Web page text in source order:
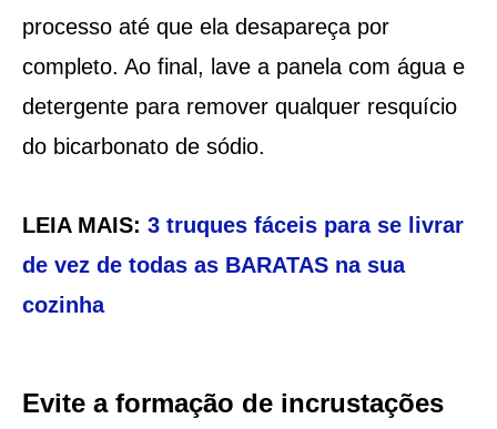
processo até que ela desapareça por
completo. Ao final, lave a panela com água e
detergente para remover qualquer resquício
do bicarbonato de sódio.
LEIA MAIS: 3 truques fáceis para se livrar
de vez de todas as BARATAS na sua
cozinha
Evite a formação de incrustações